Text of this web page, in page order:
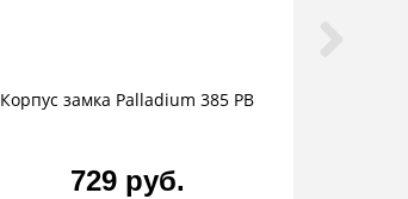
Корпус замка Palladium 385 PB
729 руб.